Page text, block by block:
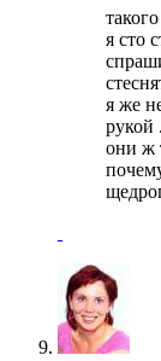
я сто
я же
рукой
они ж